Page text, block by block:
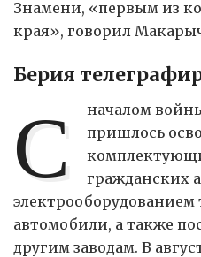
Знамени, «первым из
края», говорил
Берия
С
началом
пришлось
гражданских
автомобили, а также
другим заводам. В